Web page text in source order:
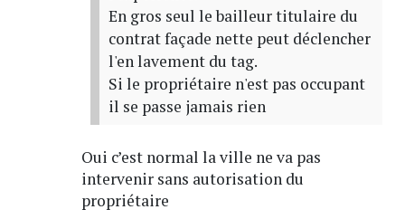
En gros seul le bailleur titulaire du
contrat façade nette peut déclencher
l'en lavement du tag.
Si le propriétaire n'est pas occupant
il se passe jamais rien
Oui c’est normal la ville ne va pas
intervenir sans autorisation du
propriétaire